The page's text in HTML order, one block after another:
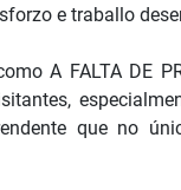
e traballo
A FALTA DE
que no